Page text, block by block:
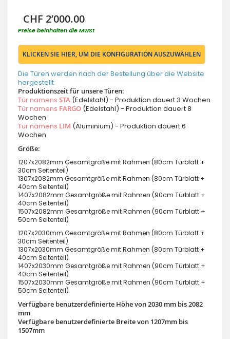
CHF 2’000.00
Preise beinhalten die MwSt
KLICKEN SIE HIER, UM DIE KONFIGURATION AUSZUWÄHLEN
Die Türen werden nach der Bestellung über die Website
hergestellt
Produktionszeit für unsere Türen:
Tür namens STA (Edelstahl) - Produktion dauert 3 Wochen
Tür namens FARGO (Edelstahl) - Produktion dauert 8
Wochen
Tür namens LIM (Aluminium) - Produktion dauert 6
Wochen
Größe:
1207x2082mm Gesamtgröße mit Rahmen (80cm Türblatt +
30cm Seitenteil)
1307x2082mm Gesamtgröße mit Rahmen (80cm Türblatt +
40cm Seitenteil)
1407x2082mm Gesamtgröße mit Rahmen (90cm Türblatt +
40cm Seitenteil)
1507x2082mm Gesamtgröße mit Rahmen (90cm Türblatt +
50cm Seitenteil)
1207x2030mm Gesamtgröße mit Rahmen (80cm Türblatt +
30cm Seitenteil)
1307x2030mm Gesamtgröße mit Rahmen (80cm Türblatt +
40cm Seitenteil)
1407x2030mm Gesamtgröße mit Rahmen (90cm Türblatt +
40cm Seitenteil)
1507x2030mm Gesamtgröße mit Rahmen (90cm Türblatt +
50cm Seitenteil)
Verfügbare benutzerdefinierte Höhe von 2030 mm bis 2082
mm
Verfügbare benutzerdefinierte Breite von 1207mm bis
1507mm